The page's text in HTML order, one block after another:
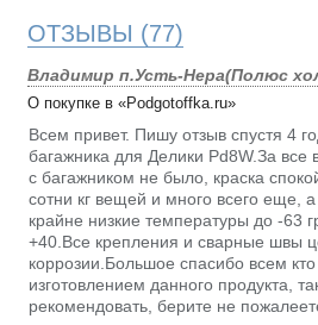
ОТЗЫВЫ (77)
Владимир п.Усть-Нера(Полюс
О покупке в «Podgotoffka.ru»
Всем привет. Пишу отзыв спустя 4
багажника для Делики Pd8W.За все
с багажником не было, краска
сотни кг вещей и много всего еще,
крайне низкие температуры до -63
+40.Все крепления и сварные швы
коррозии.Большое спасибо всем
изготовлением данного продукта,
рекомендовать, берите не